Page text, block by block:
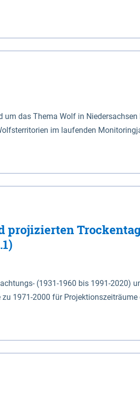
Deichgesetzes (NDG).
Sturmfluten, zu dienen bestimmt sind
durch Widmung, die die
um das Thema Wolf in
im laufenden
projizierten
(1931-1960 bis 1991-2020)
1971-2000 für Projektionszeiträume
Sommerhalbjahr (Mai - Okt.) - hwi:
im GIS eine Klassifizierung der